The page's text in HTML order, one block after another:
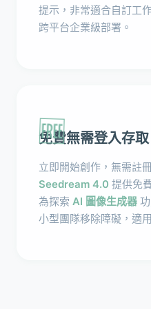
提示，非常適合自訂工
跨平台企業級部署。
🆓
免費無需登入存取
立即開始創作，無需註
Seedream 4.0 提供免
為探索 AI 圖像生成器
小型團隊移除障礙，適